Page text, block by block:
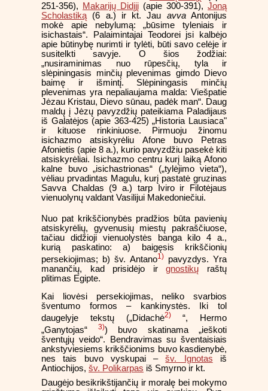
251-356),
Makarijų Didįjį (apie 300-391), Joną
Scholastiką (6 a.) ir kt. Jau avvaAntonijus
mokė apie nebylumą: „būsime tyleniais ir
isichastais“. Palaimintajai Teodorei jsi kalbėjo
apie būtinybę nurimti ir tylėti, būti savo celėje ir
susitelkti savyje. O šios žodžiai:
„nusiraminimas nuo rūpesčių, tyla ir
slėpiningasis minčių plevenimas gimdo Dievo
baimę ir išmintį. Slėpiningasis minčių
plevenimas yra nepaliaujama malda: Viešpatie
Jėzau Kristau, Dievo sūnau, padėk man“. Daug
maldų į Jėzų pavyzdžių pateikiama Paladijaus
iš Galatėjos (apie 363-425) „Historia Lausiaca"
ir kituose rinkiniuose. Pirmuoju žinomu
isichazmo atsiskyrėliu Afone buvo Petras
Afonietis (apie 8 a.), kurio pavyzdžiu pasekė kiti
atsiskyrėliai. Isichazmo centru kurį laiką Afono
kalne buvo „isichastrionas“ („tylėjimo vieta“),
vėliau prvadintas Magulu, kurį pastatė gruzinas
Savva Chaldas (9 a.) tarp Iviro ir Filotėjaus
vienuolynų valdant Vasilijui Makedoniečiui.
Nuo pat krikščionybės pradžios būta pavienių
atsiskyrėlių, gyvenusių miestų pakraščiuose,
tačiau didžioji vienuolystės banga kilo 4 a.,
kurią paskatino: a) baigęsis krikščionių
persekiojimas; b) šv. Antano1)pavyzdys. Yra
manančių, kad prisidėjo irgnostikų raštų
plitimas Egipte.
Kai liovėsi persekiojimas, neliko svarbios
šventumo formos – kankinystės. Iki tol
daugelyje tekstų („Didachė2)“, Hermo
„Ganytojas“
3)) buvo skatinama „ieškoti
šventųjų veido“. Bendravimas su šventaisiais
ankstyviesiems krikščionims buvo kasdienybė,
nes tais buvo vyskupai –šv. Ignotas iš
Antiochijos, šv. Polikarpas iš Smyrno ir kt.
Daugėjo besikrikštijančių ir moralę bei mokymo